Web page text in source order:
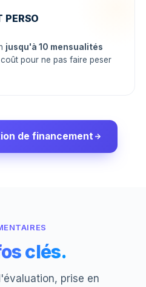
PERSO
jusqu'à 10 mensualités
coût pour ne pas faire peser
de financement
clés.
prise en